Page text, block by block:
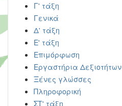
Γ' τάξη
Γενικά
Δ' τάξη
Ε' τάξη
Επιμόρφωση
Εργαστήρια Δεξιοτήτων
Ξένες γλώσσες
Πληροφορική
ΣΤ' τάξη